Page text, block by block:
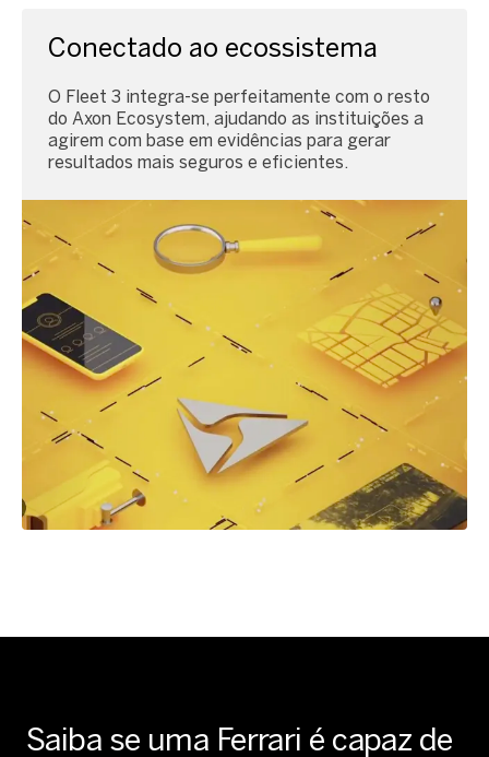
Conectado ao ecossistema
O Fleet 3 integra-se perfeitamente com o resto
do Axon Ecosystem, ajudando as instituições a
agirem com base em evidências para gerar
resultados mais seguros e eficientes.
Saiba se uma Ferrari é capaz de